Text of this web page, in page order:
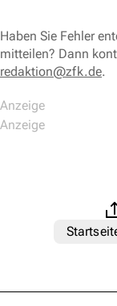
Haben Sie Fehler
mitteilen? Dann
redaktion@zfk.de.